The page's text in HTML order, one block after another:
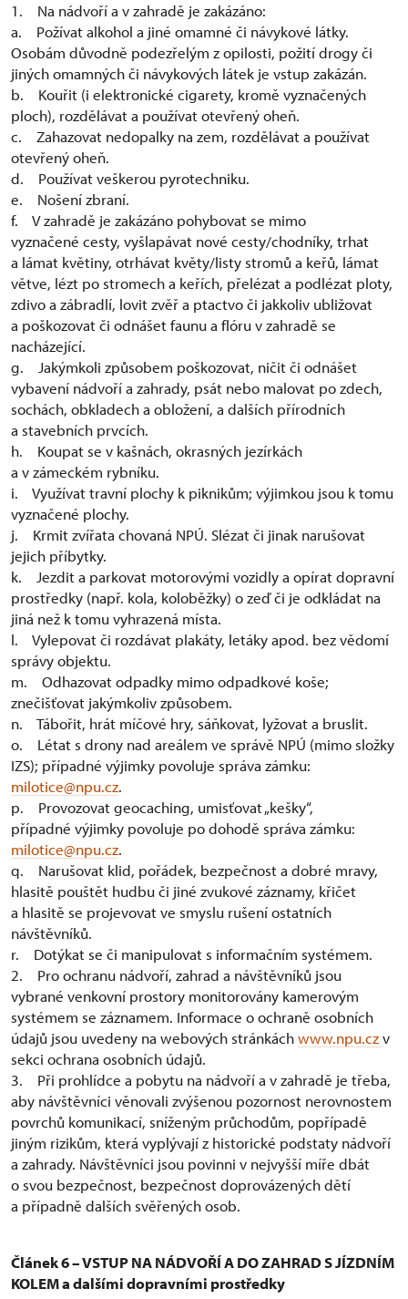
1. Na nádvoří a v zahradě je zakázáno:
a. Požívat alkohol a jiné omamné či návykové látky.
Osobám důvodně podezřelým z opilosti, požití drogy či
jiných omamných či návykových látek je vstup zakázán.
b. Kouřit (i elektronické cigarety, kromě vyznačených
ploch), rozdělávat a používat otevřený oheň.
c. Zahazovat nedopalky na zem, rozdělávat a používat
otevřený oheň.
d. Používat veškerou pyrotechniku.
e. Nošení zbraní.
f. V zahradě je zakázáno pohybovat se mimo
vyznačené cesty, vyšlapávat nové cesty/chodníky, trhat
a lámat květiny, otrhávat květy/listy stromů a keřů, lámat
větve, lézt po stromech a keřích, přelézat a podlézat ploty,
zdivo a zábradlí, lovit zvěř a ptactvo či jakkoliv ubližovat
a poškozovat či odnášet faunu a flóru v zahradě se
nacházející.
g. Jakýmkoli způsobem poškozovat, ničit či odnášet
vybavení nádvoří a zahrady, psát nebo malovat po zdech,
sochách, obkladech a obložení, a dalších přírodních
a stavebních prvcích.
h. Koupat se v kašnách, okrasných jezírkách
a v zámeckém rybníku.
i. Využívat travní plochy k piknikům; výjimkou jsou k tomu
vyznačené plochy.
j. Krmit zvířata chovaná NPÚ. Slézat či jinak narušovat
jejich příbytky.
k. Jezdit a parkovat motorovými vozidly a opírat dopravní
prostředky (např. kola, koloběžky) o zeď či je odkládat na
jiná než k tomu vyhrazená místa.
l. Vylepovat či rozdávat plakáty, letáky apod. bez vědomí
správy objektu.
m. Odhazovat odpadky mimo odpadkové koše;
znečišťovat jakýmkoliv způsobem.
n. Tábořit, hrát míčové hry, sáňkovat, lyžovat a bruslit.
o. Létat s drony nad areálem ve správě NPÚ (mimo složky
IZS); případné výjimky povoluje správa zámku:
milotice@npu.cz.
p. Provozovat geocaching, umisťovat „kešky“,
případné výjimky povoluje po dohodě správa zámku:
milotice@npu.cz.
q. Narušovat klid, pořádek, bezpečnost a dobré mravy,
hlasitě pouštět hudbu či jiné zvukové záznamy, křičet
a hlasitě se projevovat ve smyslu rušení ostatních
návštěvníků.
r. Dotýkat se či manipulovat s informačním systémem.
2. Pro ochranu nádvoří, zahrad a návštěvníků jsou
vybrané venkovní prostory monitorovány kamerovým
systémem se záznamem. Informace o ochraně osobních
údajů jsou uvedeny na webových stránkáchwww.npu.czv
sekci ochrana osobních údajů.
3. Při prohlídce a pobytu na nádvoří a v zahradě je třeba,
aby návštěvníci věnovali zvýšenou pozornost nerovnostem
povrchů komunikací, sníženým průchodům, popřípadě
jiným rizikům, která vyplývají z historické podstaty nádvoří
a zahrady. Návštěvníci jsou povinni v nejvyšší míře dbát
o svou bezpečnost, bezpečnost doprovázených dětí
a případně dalších svěřených osob.
Článek 6 – VSTUP NA NÁDVOŘÍ A DO ZAHRAD S JÍZDNÍM
KOLEM a dalšími dopravními prostředky